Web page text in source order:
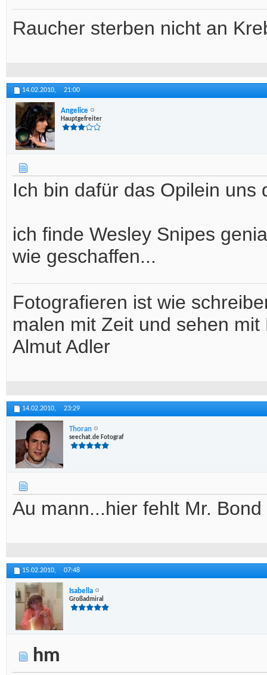
Raucher sterben nicht an
14.02.2010, 21:00
Angelice
Hauptgefreiter
Ich bin dafür das Opilein
ich finde Wesley Snipes
wie geschaffen...
Fotografieren ist wie
malen mit Zeit und sehen mit
Almut Adler
14.02.2010, 23:29
Thoran
seechat.de Fotograf
Au mann...hier fehlt Mr.
15.02.2010, 07:48
Isabella
Großadmiral
hm